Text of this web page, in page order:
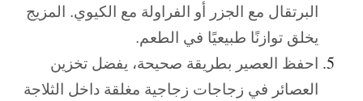
البرتقال مع الجزر أو الفراولة مع الكيوي. المزيج
يخلق توازنًا طبيعيًا في الطعم.
احفظ العصير بطريقة صحيحة، يفضل تخزين
العصائر في زجاجات زجاجية مغلقة داخل الثلاجة